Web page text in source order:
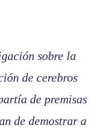
sobre la
de cerebros
de premisas
de demostrar a